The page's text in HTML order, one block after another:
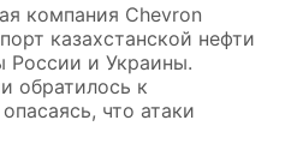
компания Chevron
казахстанской нефти
России и Украины.
обратилось к
что атаки